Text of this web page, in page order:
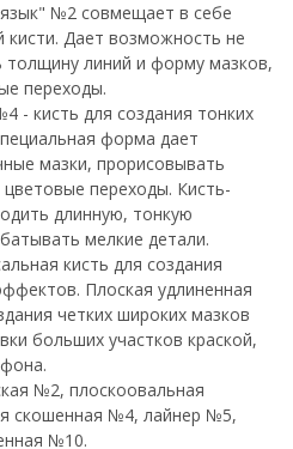
№2 совмещает в себе
кисти. Дает возможность не
толщину линий и форму мазков,
переходы.
- кисть для создания тонких
форма дает
мазки, прорисовывать
переходы. Кисть-
длинную, тонкую
мелкие детали.
кисть для создания
Плоская удлиненная
четких широких мазков
больших участков краской,
№2, плоскоовальная
скошенная №4, лайнер №5,
№10.